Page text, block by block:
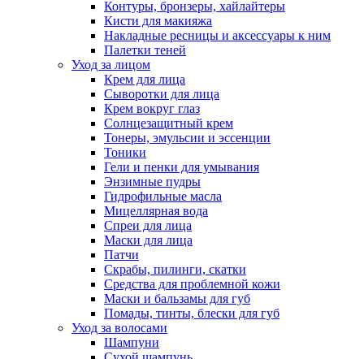
Контуры, бронзеры, хайлайтеры
Кисти для макияжа
Накладные ресницы и аксессуары к ним
Палетки теней
Уход за лицом
Крем для лица
Сыворотки для лица
Крем вокруг глаз
Солнцезащитный крем
Тонеры, эмульсии и эссенции
Тоники
Гели и пенки для умывания
Энзимные пудры
Гидрофильные масла
Мицеллярная вода
Спреи для лица
Маски для лица
Патчи
Скрабы, пилинги, скатки
Средства для проблемной кожи
Маски и бальзамы для губ
Помады, тинты, блески для губ
Уход за волосами
Шампуни